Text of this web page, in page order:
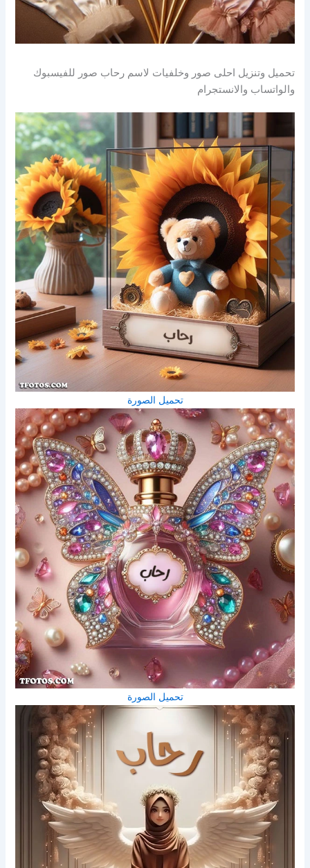
تحميل وتنزيل احلى صور وخلفيات لاسم رحاب صور للفيسبوك
والواتساب والانستجرام
تحميل الصورة
تحميل الصورة